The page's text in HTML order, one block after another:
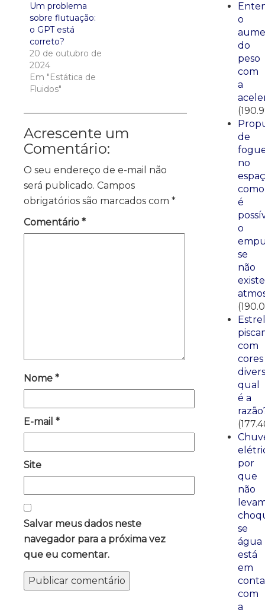
Um problema
sobre flutuação:
o GPT está
correto?
20 de outubro de
2024
Em "Estática de
Fluidos"
Acrescente um
Comentário:
O seu endereço de e-mail não
será publicado. Campos
obrigatórios são marcados com *
Comentário *
Nome *
E-mail *
Site
Salvar meus dados neste
navegador para a próxima vez
que eu comentar.
o
do
peso
com
a
de
no
como
é
o
se
não
existe
com
cores
qual
é a
por
que
não
se
água
está
em
com
a